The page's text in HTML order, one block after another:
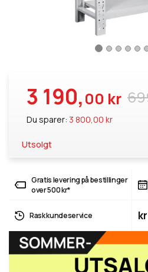
3 190,00 kr
Du sparer: 3 800,00 kr
Utsolgt
Gratis levering på bestillinger
over 500 kr*
Rask kundeservice kr